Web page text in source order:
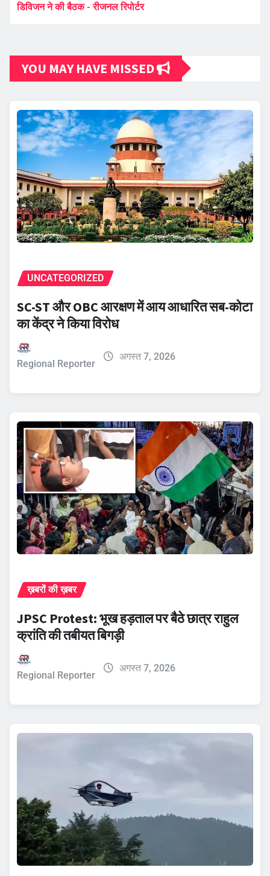
डिविजन ने की बैठक - रीजनल रिपोर्टर
YOU MAY HAVE MISSED
UNCATEGORIZED
SC-ST और OBC आरक्षण में आय आधारित सब-कोटा
का केंद्र ने किया विरोध
Regional Reporter
अगस्त 7, 2026
ख़बरों की ख़बर
JPSC Protest: भूख हड़ताल पर बैठे छात्र राहुल
क्रांति की तबीयत बिगड़ी
Regional Reporter
अगस्त 7, 2026